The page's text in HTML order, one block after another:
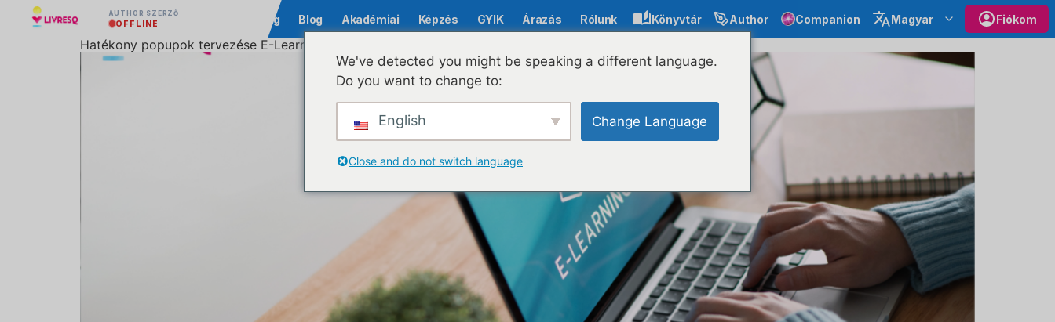
AUTHOR SZERZŐ
OFFLINE Közösség Blog Akadémiai Képzés GYIK Árazás Rólunk Könyvtár Author Companion Magyar Fiókom
Hatékony popupok tervezése E-Learning kurzusokhoz: tippek az elkötelezettség és a tanulás javításához
We've detected you might be speaking a different language.
Do you want to change to:
English Change Language
Close and do not switch language